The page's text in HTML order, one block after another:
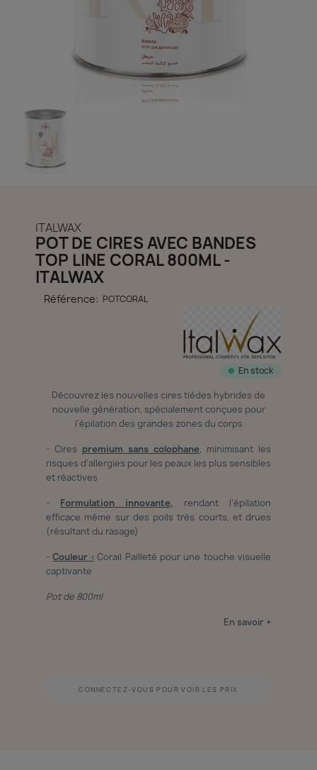
ITALWAX
POT DE CIRES AVEC BANDES
TOP LINE CORAL 800ML -
ITALWAX
Référence: POTCORAL
En stock
Découvrez les nouvelles cires tièdes hybrides de
nouvelle génération, spécialement conçues pour
l'épilation des grandes zones du corps
- Cires premium sans colophane, minimisant les
risques d'allergies pour les peaux les plus sensibles
et réactives
- Formulation innovante, rendant l’épilation
efficace même sur des poils très courts, et drues
(résultant du rasage)
-Couleur : Corail Pailleté pour une touche visuelle
captivante
Pot de 800ml
En savoir +
CONNECTEZ-VOUS POUR VOIR LES PRIX
découvrir notre boutique et laissez-nous vous